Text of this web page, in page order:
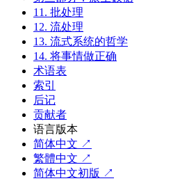
11. 批处理
12. 流处理
13. 流式系统的哲学
14. 将事情做正确
术语表
索引
后记
贡献者
语言版本
简体中文 ↗
繁體中文 ↗
简体中文初版 ↗